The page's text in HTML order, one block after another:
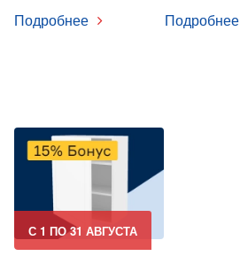
Подробнее Подробнее
С 1 ПО 31 АВГУСТА